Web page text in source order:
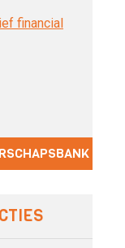
financial